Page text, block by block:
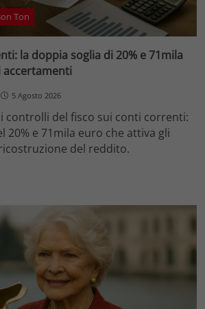
Ton
la doppia soglia di 20% e 71mila
accertamenti
5 Agosto 2026
controlli del fisco sui conti correnti:
20% e 71mila euro che attiva gli
del reddito.